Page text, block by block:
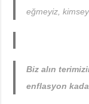
eğmeyiz,
Biz alın
enflasyon